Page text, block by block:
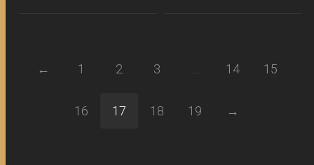
← 1 2 3 14 15
16 17 18 19 →